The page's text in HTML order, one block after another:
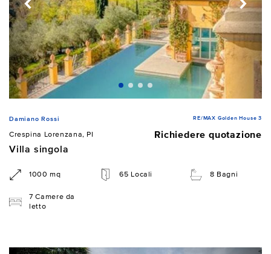
Damiano Rossi RE/MAX Golden House 3
Crespina Lorenzana, PI
Richiedere quotazione
Villa singola
1000 mq 65 Locali 8 Bagni
7 Camere da
letto